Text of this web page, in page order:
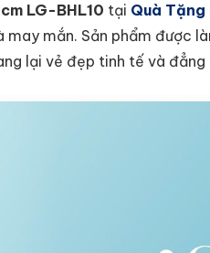
LG-BHL10 tại Quà
mắn. Sản phẩm được
lại vẻ đẹp tinh tế và đẳng